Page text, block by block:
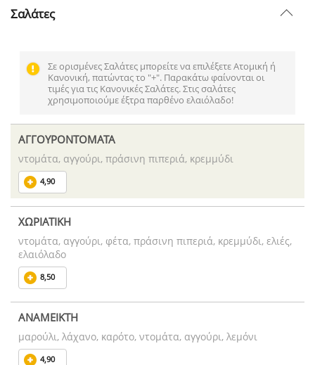
Σαλάτες
Σε ορισμένες Σαλάτες μπορείτε να επιλέξετε Ατομική ή
Κανονική, πατώντας το "+". Παρακάτω φαίνονται οι
τιμές για τις Κανονικές Σαλάτες. Στις σαλάτες
χρησιμοποιούμε έξτρα παρθένο ελαιόλαδο!
ΑΓΓΟΥΡΟΝΤΟΜΑΤΑ
ντομάτα, αγγούρι, πράσινη πιπεριά, κρεμμύδι
4,90
ΧΩΡΙΑΤΙΚΗ
ντομάτα, αγγούρι, φέτα, πράσινη πιπεριά, κρεμμύδι, ελιές,
ελαιόλαδο
8,50
ΑΝΑΜΕΙΚΤΗ
μαρούλι, λάχανο, καρότο, ντομάτα, αγγούρι, λεμόνι
4,90